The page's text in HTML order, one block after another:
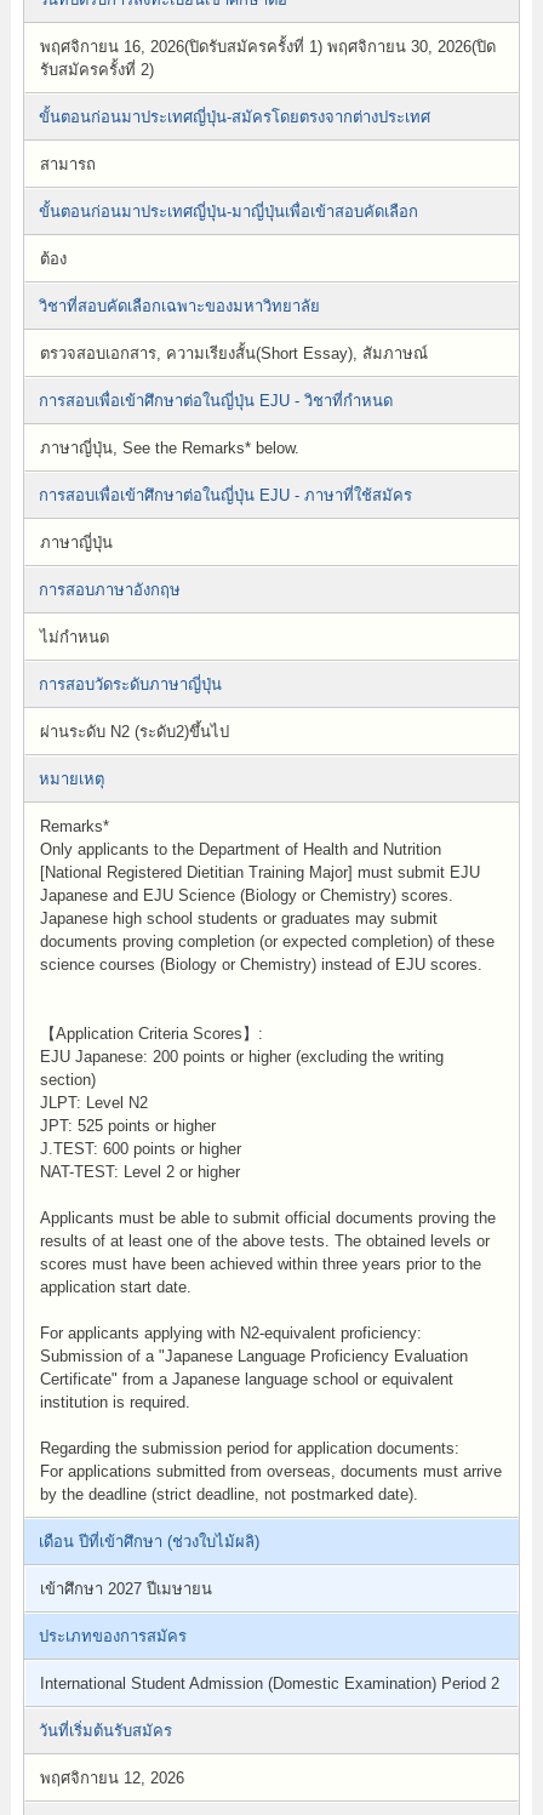
พฤศจิกายน 16, 2026(ปิดรับสมัครครั้งที่ 1) พฤศจิกายน 30, 2026(ปิด
รับสมัครครั้งที่ 2)
ขั้นตอนก่อนมาประเทศญี่ปุ่น-สมัครโดยตรงจากต่างประเทศ
สามารถ
ขั้นตอนก่อนมาประเทศญี่ปุ่น-มาญี่ปุ่นเพื่อเข้าสอบคัดเลือก
ต้อง
วิชาที่สอบคัดเลือกเฉพาะของมหาวิทยาลัย
ตรวจสอบเอกสาร, ความเรียงสั้น(Short Essay), สัมภาษณ์
การสอบเพื่อเข้าศึกษาต่อในญี่ปุ่น EJU - วิชาที่กำหนด
ภาษาญี่ปุ่น, See the Remarks* below.
การสอบเพื่อเข้าศึกษาต่อในญี่ปุ่น EJU - ภาษาที่ใช้สมัคร
ภาษาญี่ปุ่น
การสอบภาษาอังกฤษ
ไม่กำหนด
การสอบวัดระดับภาษาญี่ปุ่น
ผ่านระดับ N2 (ระดับ2)ขึ้นไป
หมายเหตุ
Remarks*
Only applicants to the Department of Health and Nutrition
[National Registered Dietitian Training Major] must submit EJU
Japanese and EJU Science (Biology or Chemistry) scores.
Japanese high school students or graduates may submit
documents proving completion (or expected completion) of these
science courses (Biology or Chemistry) instead of EJU scores.
【Application Criteria Scores】:
EJU Japanese: 200 points or higher (excluding the writing
section)
JLPT: Level N2
JPT: 525 points or higher
J.TEST: 600 points or higher
NAT-TEST: Level 2 or higher
Applicants must be able to submit official documents proving the
results of at least one of the above tests. The obtained levels or
scores must have been achieved within three years prior to the
application start date.
For applicants applying with N2-equivalent proficiency:
Submission of a "Japanese Language Proficiency Evaluation
Certificate" from a Japanese language school or equivalent
institution is required.
Regarding the submission period for application documents:
For applications submitted from overseas, documents must arrive
by the deadline (strict deadline, not postmarked date).
เดือน ปีที่เข้าศึกษา (ช่วงใบไม้ผลิ)
เข้าศึกษา 2027 ปีเมษายน
ประเภทของการสมัคร
International Student Admission (Domestic Examination) Period 2
วันที่เริ่มต้นรับสมัคร
พฤศจิกายน 12, 2026